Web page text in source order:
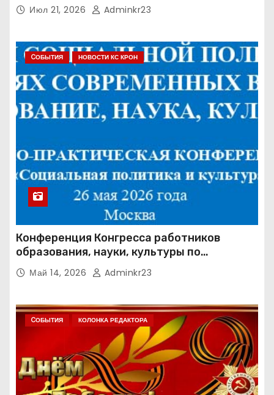
Июл 21, 2026 Adminkr23
CОБЫТИЯ НОВОСТИ КС КРОН
Конференция Конгресса работников
образования, науки, культуры по
направлению «Социальная политика и
культура» (КРОН СПК)
Май 14, 2026 Adminkr23
CОБЫТИЯ КОЛОНКА РЕДАКТОРА